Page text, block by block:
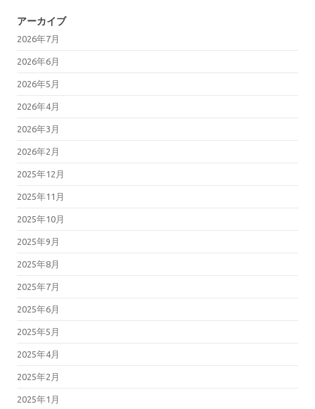
アーカイブ
2026年7月
2026年6月
2026年5月
2026年4月
2026年3月
2026年2月
2025年12月
2025年11月
2025年10月
2025年9月
2025年8月
2025年7月
2025年6月
2025年5月
2025年4月
2025年2月
2025年1月